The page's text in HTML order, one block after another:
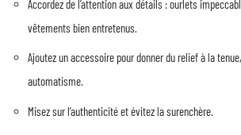
Accordez de l’attention aux détails : ourlets
vêtements bien entretenus.
Ajoutez un accessoire pour donner du relief à la
automatisme.
Misez sur l’authenticité et évitez la surenchère.